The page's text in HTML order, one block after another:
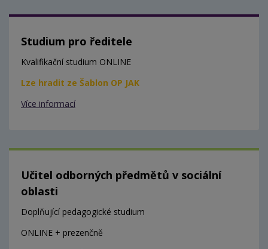
Studium pro ředitele
Kvalifikační studium ONLINE
Lze hradit ze Šablon OP JAK
Více informací
Učitel odborných předmětů v sociální
oblasti
Doplňující pedagogické studium
ONLINE + prezenčně